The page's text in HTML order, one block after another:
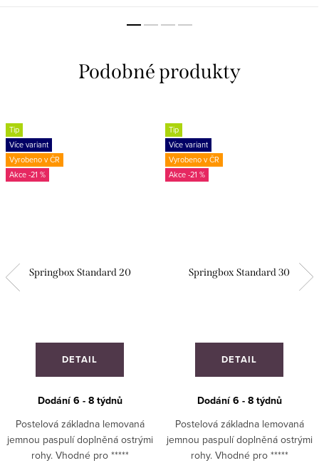
Tip
Více variant
Vyrobeno v ČR
-21 %
Springbox Standard 20
DETAIL
Dodání 6 - 8 týdnů
Postelová základna lemovaná
jemnou paspulí doplněná ostrými
rohy. Vhodné pro *****
Tip
Více variant
Vyrobeno v ČR
-21 %
Springbox Standard 30
DETAIL
Dodání 6 - 8 týdnů
Postelová základna lemovaná
jemnou paspulí doplněná ostrými
rohy. Vhodné pro *****